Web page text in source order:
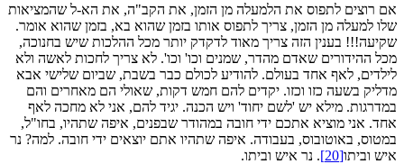
אם רוצים לתפוס את הלמעלה מן הזמן, את הקב"ה, את הא‑ל שהמציאות
שלו למעלה מן הזמן, צריך לתפוס אותו בזמן שהוא בא, בזמן שהוא אומר.
שקיעה!!! בענין הזה צריך מאוד לדקדק יותר מכל ההלכות שיש בחנוכה,
מכל ההידורים שאדם מהדר, שמנים וכו' וכו'. לא צריך לחכות לאשה ולא
לילדים, לאף אחד בעולם. להודיע לכולם כבר בשבת, שביום שלישי אבא
מדליק בשעה כזו וכזו. יקדים להם חמש דקות, שאולי הם מאחרים והם
במדרגות. מילא יש 'לשם יחוד' ויש הכנה. יגיד להם, אני לא מחכה לאף
אחד. אני מוציא אתכם ידי חובה במהודר שבפנים, איפה שתהיו, בחו"ל,
במטוס, באוטובוס, בעבודה. איפה שתהיו אתם יוצאים ידי חובה. למה? נר
איש וביתו[20]
. נר איש וביתו.